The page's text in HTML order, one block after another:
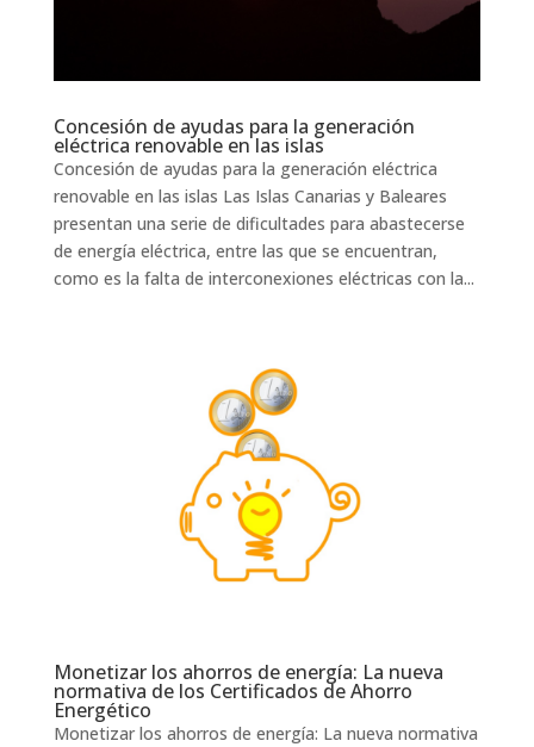
Concesión de ayudas para la generación
eléctrica renovable en las islas
Concesión de ayudas para la generación eléctrica
renovable en las islas Las Islas Canarias y Baleares
presentan una serie de dificultades para abastecerse
de energía eléctrica, entre las que se encuentran,
como es la falta de interconexiones eléctricas con la...
Monetizar los ahorros de energía: La nueva
normativa de los Certificados de Ahorro
Energético
Monetizar los ahorros de energía: La nueva normativa